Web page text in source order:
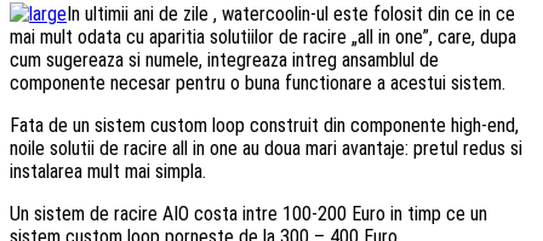
In ultimii ani de zile , watercoolin-ul este folosit din ce in ce
mai mult odata cu aparitia solutiilor de racire „all in one”, care, dupa
cum sugereaza si numele, integreaza intreg ansamblul de
componente necesar pentru o buna functionare a acestui sistem.
Fata de un sistem custom loop construit din componente high-end,
noile solutii de racire all in one au doua mari avantaje: pretul redus si
instalarea mult mai simpla.
Un sistem de racire AIO costa intre 100-200 Euro in timp ce un